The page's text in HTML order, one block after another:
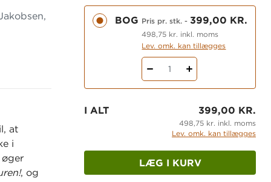
at
i
, og
BOG Pris pr. stk. -399,00 KR.
498,75 kr. inkl. moms
Lev. omk. kan tillægges
1
I ALT 399,00 KR.
498,75 kr. inkl. moms
Lev. omk. kan tillægges
LÆG I KURV